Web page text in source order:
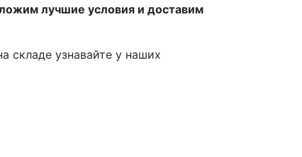
лучшие условия и доставим
складе узнавайте у наших